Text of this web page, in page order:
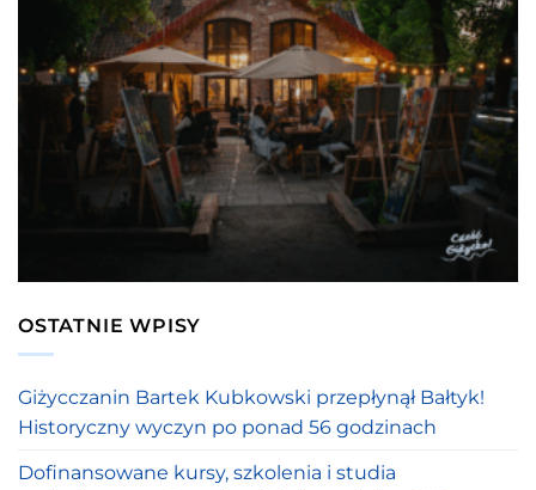
OSTATNIE WPISY
Giżycczanin Bartek Kubkowski przepłynął Bałtyk!
Historyczny wyczyn po ponad 56 godzinach
Dofinansowane kursy, szkolenia i studia